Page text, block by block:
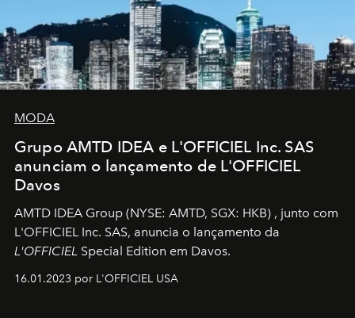
MODA
Grupo AMTD IDEA e L'OFFICIEL Inc. SAS
anunciam o lançamento de L'OFFICIEL
Davos
AMTD IDEA Group (NYSE: AMTD, SGX: HKB) , junto com
L'OFFICIEL Inc. SAS, anuncia o lançamento da
L'OFFICIEL Special Edition em Davos.
16.01.2023 por L'OFFICIEL USA